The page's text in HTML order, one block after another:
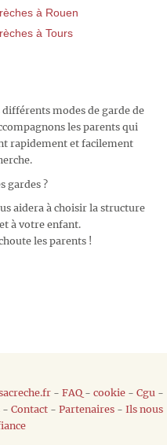
à Rouen
à Tours
modes de garde de
les parents qui
rapidement et facilement
gardes ?
aidera à choisir la structure
à votre enfant.
les parents !
- FAQ- cookie- Cgu -
- Contact- Partenaires- Ils nous